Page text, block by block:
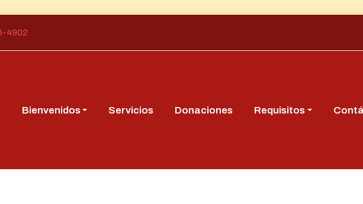
4902
Bienvenidos Servicios Donaciones Requisitos